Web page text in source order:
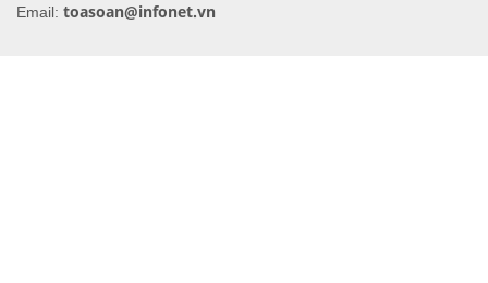
Email: toasoan@infonet.vn